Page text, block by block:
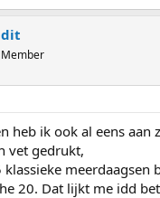
heb ik ook al eens aan
vet gedrukt,
meerdaagsen
20. Dat lijkt me idd